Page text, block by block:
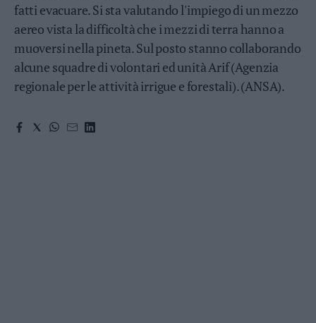
Laghi
Valsugana
–
Primiero
Vallagarina
Sole
fatti evacuare. Si sta valutando l'impiego di un mezzo
aereo vista la difficoltà che i mezzi di terra hanno a
muoversi nella pineta. Sul posto stanno collaborando
alcune squadre di volontari ed unità Arif (Agenzia
regionale per le attività irrigue e forestali). (ANSA).